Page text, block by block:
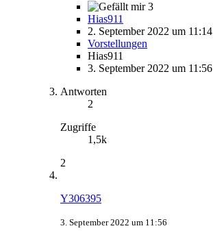
3
Hias911
2. September 2022 um 11:14
Vorstellungen
Hias911
3. September 2022 um 11:56
Antworten
2
Zugriffe
1,5k
2
Y306395
3. September 2022 um 11:56